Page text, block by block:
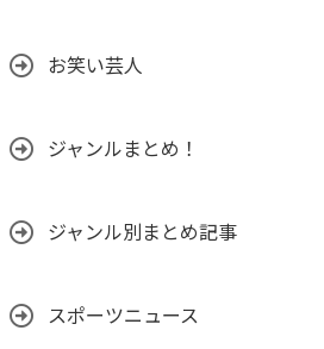
お笑い芸人
ジャンルまとめ！
ジャンル別まとめ記事
スポーツニュース